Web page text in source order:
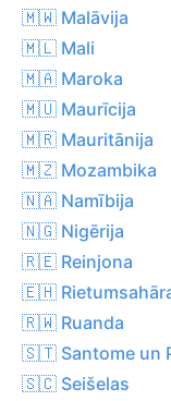
🇲🇼 Malāvija
🇲🇱 Mali
🇲🇦 Maroka
🇲🇺 Maurīcija
🇲🇷 Mauritānija
🇲🇿 Mozambika
🇳🇦 Namībija
🇳🇬 Nigērija
🇷🇪 Reinjona
🇪🇭
🇷🇼 Ruanda
🇸🇹 Santome un
🇸🇨 Seišelas